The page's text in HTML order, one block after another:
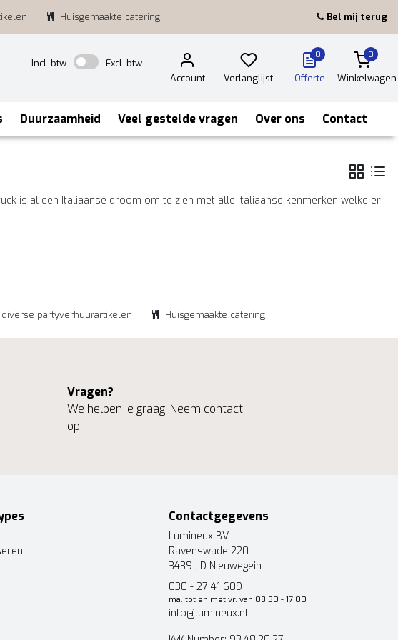
Huisgemaakte catering Bel mij terug
Incl. btw
Excl. btw
Account
Verlanglijst
0
Offerte
0
Winkelwagen
Duurzaamheid Veel gestelde vragen Over ons Contact
is al een Italiaanse droom om te zien met alle Italiaanse kenmerken welke er
partyverhuurartikelen Huisgemaakte catering
Vragen?
We helpen je graag. Neem contact
op.
Contactgegevens
Lumineux BV
Ravenswade 220
3439 LD Nieuwegein
030 - 27 41 609
ma. tot en met vr. van 08:30 - 17:00
info@lumineux.nl